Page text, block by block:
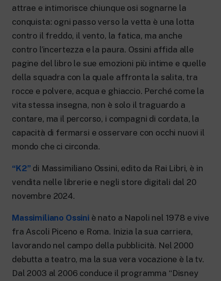
attrae e intimorisce chiunque osi sognarne la
conquista: ogni passo verso la vetta è una lotta
contro il freddo, il vento, la fatica, ma anche
contro l’incertezza e la paura. Ossini affida alle
pagine del libro le sue emozioni più intime e quelle
della squadra con la quale affronta la salita, tra
rocce e polvere, acqua e ghiaccio. Perché come la
vita stessa insegna, non è solo il traguardo a
contare, ma il percorso, i compagni di cordata, la
capacità di fermarsi e osservare con occhi nuovi il
mondo che ci circonda.
“K2” di Massimiliano Ossini, edito da Rai Libri, è in
vendita nelle librerie e negli store digitali dal 20
novembre 2024.
Massimiliano Ossiniè nato a Napoli nel 1978 e vive
fra Ascoli Piceno e Roma. Inizia la sua carriera,
lavorando nel campo della pubblicità. Nel 2000
debutta a teatro, ma la sua vera vocazione è la tv.
Dal 2003 al 2006 conduce il programma “Disney